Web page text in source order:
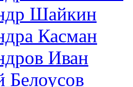
Шайкин
Касман
Иван
Белоусов